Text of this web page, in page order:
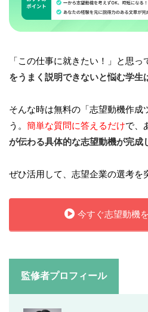
「この仕事に就きたい！」と思っ
をうまく説明できないと悩む学生
そんな時は無料の「志望動機作成
う。 簡単な質問に答えるだけで、
が伝わる具体的な志望動機が完成
ぜひ活用して、志望企業の選考を
今すぐ志望動機
監修者プロフィール